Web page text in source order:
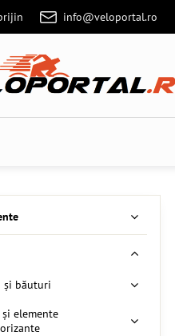
info@veloportal.ro
și băuturi
elemente